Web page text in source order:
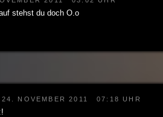
stehst du doch O.o
24. NOVEMBER 2011 07:18 UHR